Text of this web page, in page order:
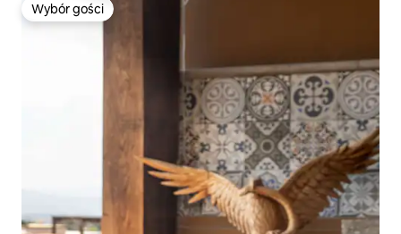
Wybór gości
Wybór gości